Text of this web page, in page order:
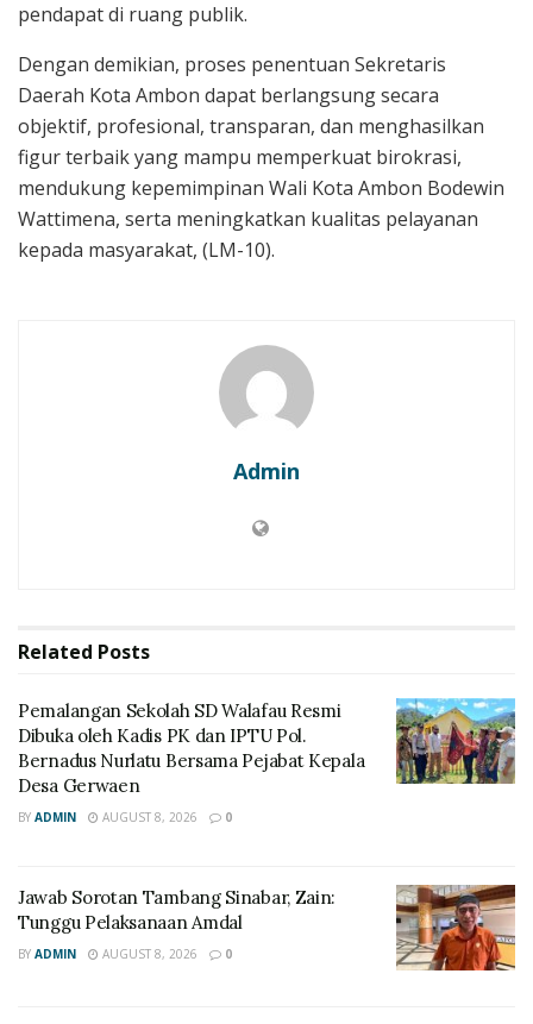
pendapat di ruang publik.
Dengan demikian, proses penentuan Sekretaris
Daerah Kota Ambon dapat berlangsung secara
objektif, profesional, transparan, dan menghasilkan
figur terbaik yang mampu memperkuat birokrasi,
mendukung kepemimpinan Wali Kota Ambon Bodewin
Wattimena, serta meningkatkan kualitas pelayanan
kepada masyarakat, (LM-10).
Admin
Related Posts
Pemalangan Sekolah SD Walafau Resmi
Dibuka oleh Kadis PK dan IPTU Pol.
Bernadus Nurlatu Bersama Pejabat Kepala
Desa Gerwaen
BY ADMIN AUGUST 8, 2026 0
Jawab Sorotan Tambang Sinabar, Zain:
Tunggu Pelaksanaan Amdal
BY ADMIN AUGUST 8, 2026 0